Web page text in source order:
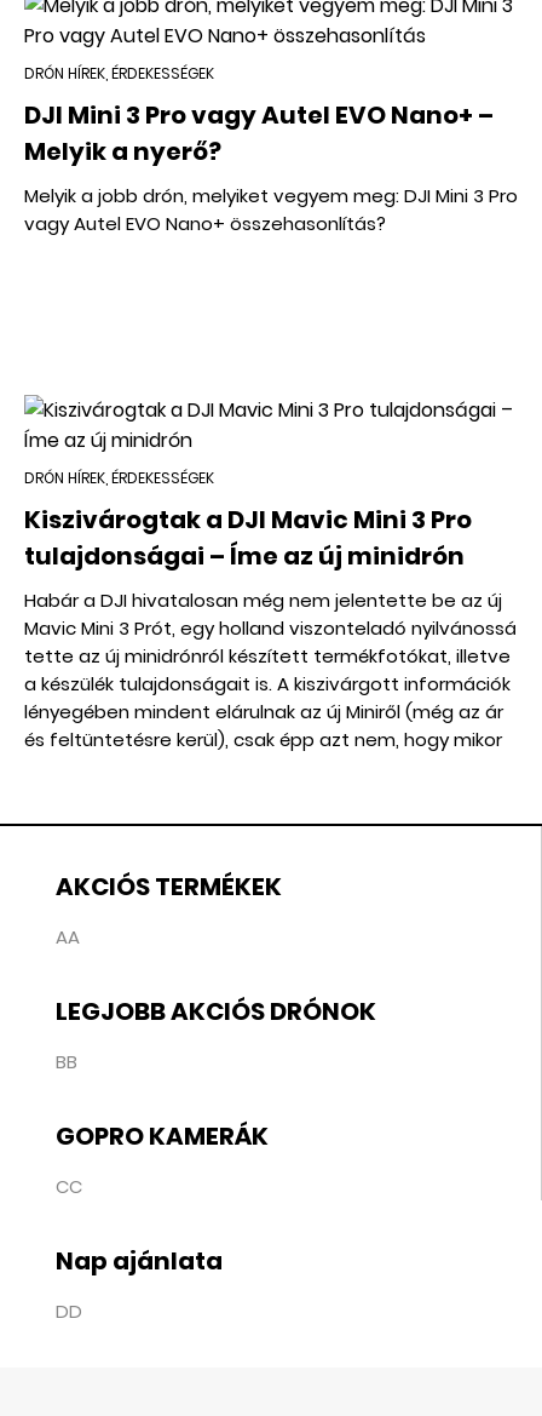
DRÓN HÍREK, ÉRDEKESSÉGEK
DJI Mini 3 Pro vagy Autel EVO Nano+ –
Melyik a nyerő?
Melyik a jobb drón, melyiket vegyem meg: DJI Mini 3 Pro
vagy Autel EVO Nano+ összehasonlítás?
DRÓN HÍREK, ÉRDEKESSÉGEK
Kiszivárogtak a DJI Mavic Mini 3 Pro
tulajdonságai – Íme az új minidrón
Habár a DJI hivatalosan még nem jelentette be az új
Mavic Mini 3 Prót, egy holland viszonteladó nyilvánossá
tette az új minidrónról készített termékfotókat, illetve
a készülék tulajdonságait is. A kiszivárgott információk
lényegében mindent elárulnak az új Miniről (még az ár
és feltüntetésre kerül), csak épp azt nem, hogy mikor
AKCIÓS TERMÉKEK
AA
LEGJOBB AKCIÓS DRÓNOK
BB
GOPRO KAMERÁK
CC
Nap ajánlata
DD